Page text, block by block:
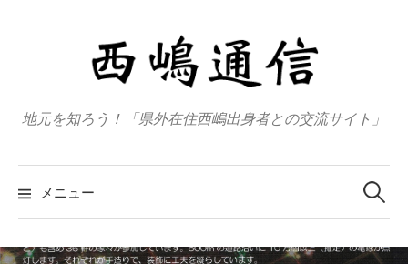
ツ
キ
地元を知ろう！「県外在住西嶋出身者との交流サイト」
メニュー 索